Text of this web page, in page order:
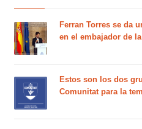
Ferran Torres se da
en el embajador de
Estos son los dos
Comunitat para la